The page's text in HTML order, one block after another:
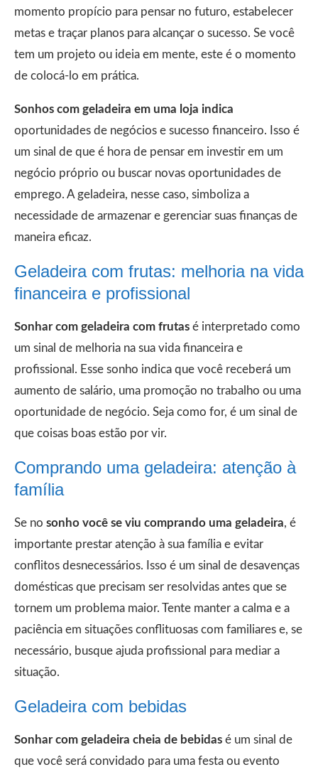
momento propício para pensar no futuro, estabelecer
metas e traçar planos para alcançar o sucesso. Se você
tem um projeto ou ideia em mente, este é o momento
de colocá-lo em prática.
Sonhos com geladeira em uma loja indica
oportunidades de negócios e sucesso financeiro. Isso é
um sinal de que é hora de pensar em investir em um
negócio próprio ou buscar novas oportunidades de
emprego. A geladeira, nesse caso, simboliza a
necessidade de armazenar e gerenciar suas finanças de
maneira eficaz.
Geladeira com frutas: melhoria na vida
financeira e profissional
Sonhar com geladeira com frutas é interpretado como
um sinal de melhoria na sua vida financeira e
profissional. Esse sonho indica que você receberá um
aumento de salário, uma promoção no trabalho ou uma
oportunidade de negócio. Seja como for, é um sinal de
que coisas boas estão por vir.
Comprando uma geladeira: atenção à
família
Se no sonho você se viu comprando uma geladeira, é
importante prestar atenção à sua família e evitar
conflitos desnecessários. Isso é um sinal de desavenças
domésticas que precisam ser resolvidas antes que se
tornem um problema maior. Tente manter a calma e a
paciência em situações conflituosas com familiares e, se
necessário, busque ajuda profissional para mediar a
situação.
Geladeira com bebidas
Sonhar com geladeira cheia de bebidas é um sinal de
que você será convidado para uma festa ou evento